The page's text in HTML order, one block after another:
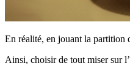
En réalité, en jouant la partition
Ainsi, choisir de tout miser sur